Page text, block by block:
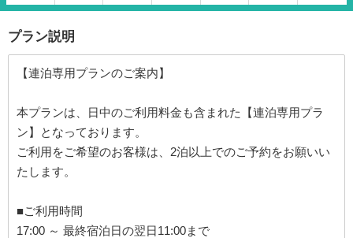
プラン説明
【連泊専用プランのご案内】
本プランは、日中のご利用料金も含まれた【連泊専用プラ
ン】となっております。
ご利用をご希望のお客様は、2泊以上でのご予約をお願いい
たします。
■ご利用時間
17:00 ～ 最終宿泊日の翌日11:00まで